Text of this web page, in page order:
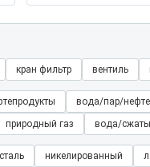
кран фильтр вентиль
вода/пар/
природный газ вода/
сталь никелированный